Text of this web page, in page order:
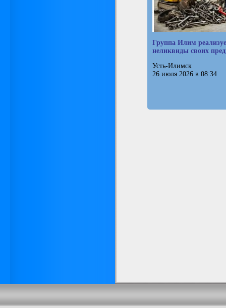
Группа Илим
неликвиды своих
Усть-Илимск
26 июля 2026 в 08:34